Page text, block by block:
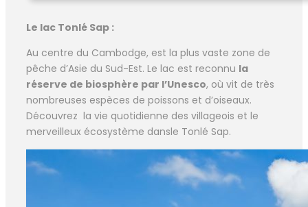
Le lac Tonlé Sap :
Au centre du Cambodge, est la plus vaste zone de
pêche d’Asie du Sud-Est. Le lac est reconnu la
réserve de biosphère par l’Unesco, où vit de très
nombreuses espèces de poissons et d’oiseaux.
Découvrez la vie quotidienne des villageois et le
merveilleux écosystème dansle Tonlé Sap.